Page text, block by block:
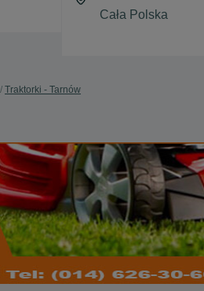
Traktorki - Tarnów